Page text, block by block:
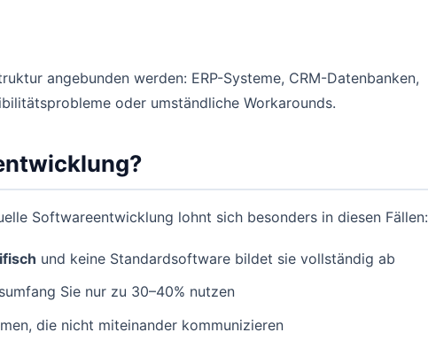
angebunden werden: ERP-Systeme, CRM-Datenbanken,
oder umständliche Workarounds.
Softwareentwicklung lohnt sich besonders in diesen Fällen:
und keine Standardsoftware bildet sie vollständig ab
Sie nur zu 30–40% nutzen
die nicht miteinander kommunizieren